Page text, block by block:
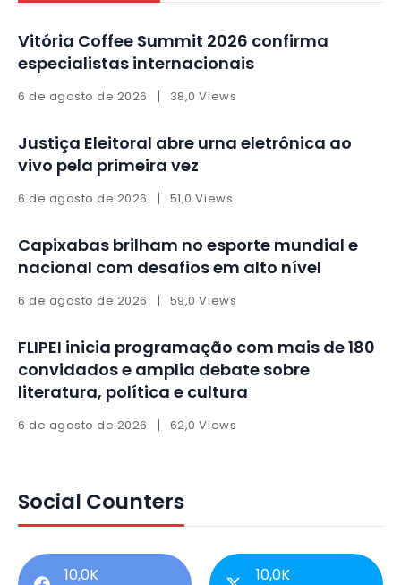
Vitória Coffee Summit 2026 confirma
especialistas internacionais
6 de agosto de 2026 38,0 Views
Justiça Eleitoral abre urna eletrônica ao
vivo pela primeira vez
6 de agosto de 2026 51,0 Views
Capixabas brilham no esporte mundial e
nacional com desafios em alto nível
6 de agosto de 2026 59,0 Views
FLIPEI inicia programação com mais de 180
convidados e amplia debate sobre
literatura, política e cultura
6 de agosto de 2026 62,0 Views
Social Counters
10,0K 10,0K